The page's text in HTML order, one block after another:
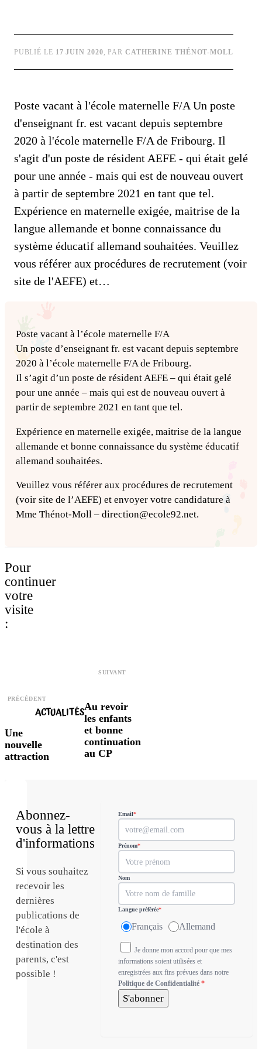
PUBLIÉ LE 17 JUIN 2020 , PAR CATHERINE THÉNOT-MOLL
Poste vacant à l'école maternelle F/A Un poste
d'enseignant fr. est vacant depuis septembre
2020 à l'école maternelle F/A de Fribourg. Il
s'agit d'un poste de résident AEFE - qui était gelé
pour une année - mais qui est de nouveau ouvert
à partir de septembre 2021 en tant que tel.
Expérience en maternelle exigée, maitrise de la
langue allemande et bonne connaissance du
système éducatif allemand souhaitées. Veuillez
vous référer aux procédures de recrutement (voir
site de l'AEFE) et…
Poste vacant à l’école maternelle F/A
Un poste d’enseignant fr. est vacant depuis septembre
2020 à l’école maternelle F/A de Fribourg.
Il s’agit d’un poste de résident AEFE – qui était gelé
pour une année – mais qui est de nouveau ouvert à
partir de septembre 2021 en tant que tel.
Expérience en maternelle exigée, maitrise de la langue
allemande et bonne connaissance du système éducatif
allemand souhaitées.
Veuillez vous référer aux procédures de recrutement
(voir site de l’AEFE) et envoyer votre candidature à
Mme Thénot-Moll –
ten.29eloce
@noitcerid .
Pour
continuer
votre
visite
:
PRÉCÉDENT
Une
nouvelle
attraction
ACTUALITÉS
SUIVANT
Au revoir
les enfants
et bonne
continuation
au CP
Abonnez-
vous à la lettre
d'informations
Si vous souhaitez
recevoir les
dernières
publications de
l'école à
destination des
parents, c'est
possible !
Email*
Prénom*
Nom
Langue préférée*
Français Allemand
Je donne mon accord pour que mes
informations soient utilisées et
enregistrées aux fins prévues dans notre
Politique de Confidentialité *
S'abonner